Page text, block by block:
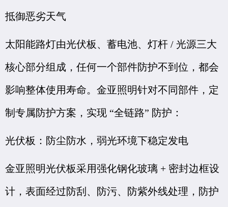
抵御恶劣天气
太阳能路灯由光伏板、蓄电池、灯杆 / 光源三大
核心部分组成，任何一个部件防护不到位，都会
影响整体使用寿命。金亚照明针对不同部件，定
制专属防护方案，实现 “全链路” 防护：
光伏板：防尘防水，弱光环境下稳定发电
金亚照明光伏板采用强化钢化玻璃 + 密封边框设
计，表面经过防刮、防污、防紫外线处理，防护